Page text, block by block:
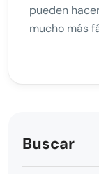
pueden
mucho más
Buscar